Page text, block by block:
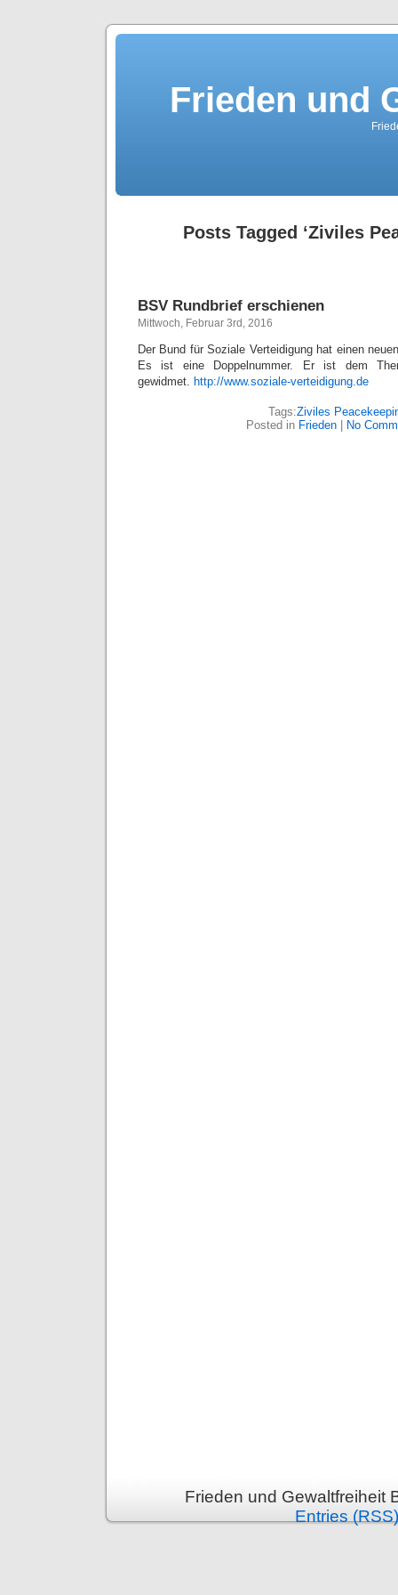
Frieden und
Posts Tagged ‘Ziviles
BSV Rundbrief erschienen
Mittwoch, Februar 3rd, 2016
Der Bund für Soziale Verteidigung hat einen
Es ist eine Doppelnummer. Er ist dem
gewidmet. http://www.soziale-verteidigung.de
Tags:Ziviles
Posted in Frieden| No
Frieden und Gewaltfreiheit
Entries (RSS)